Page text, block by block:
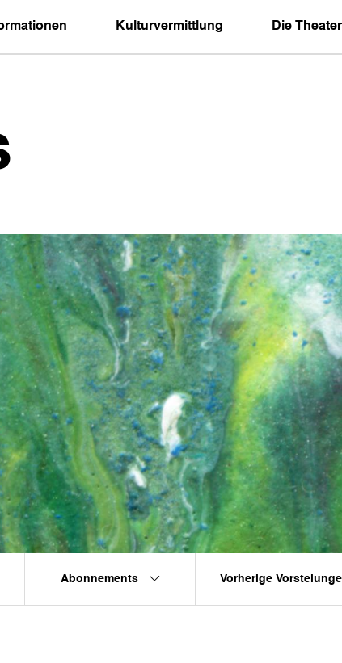
Kulturvermittlung Die Theater
Abonnements Vorherige